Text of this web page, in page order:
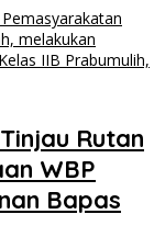
Rutan
WBP
Bapas